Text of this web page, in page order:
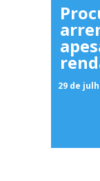
29 de